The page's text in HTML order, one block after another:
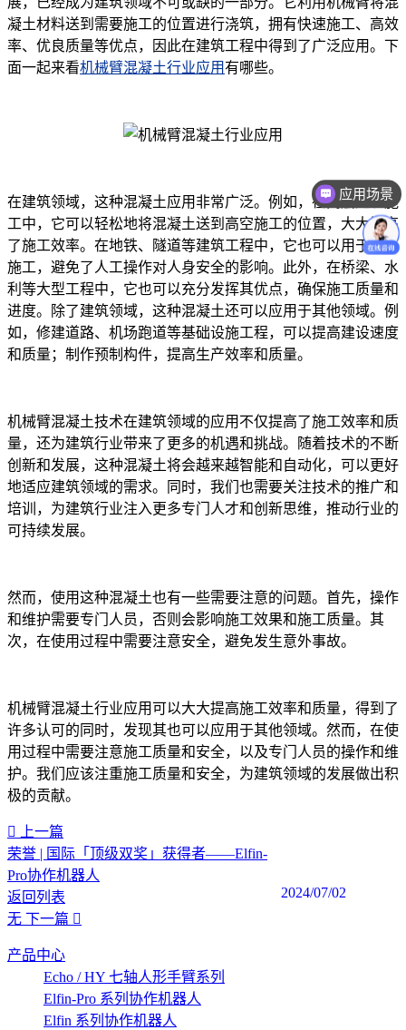
凝土材料送到需要施工的位置进行浇筑，拥有快速施工、高效
率、优良质量等优点，因此在建筑工程中得到了广泛应用。下
面一起来看机械臂混凝土行业应用有哪些。
在建筑领域，这种混凝土应用非常广泛。例如，在高层建筑施
工中，它可以轻松地将混凝土送到高空施工的位置，大大提高
了施工效率。在地铁、隧道等建筑工程中，它也可以用于地下
施工，避免了人工操作对人身安全的影响。此外，在桥梁、水
利等大型工程中，它也可以充分发挥其优点，确保施工质量和
进度。除了建筑领域，这种混凝土还可以应用于其他领域。例
如，修建道路、机场跑道等基础设施工程，可以提高建设速度
和质量；制作预制构件，提高生产效率和质量。
机械臂混凝土技术在建筑领域的应用不仅提高了施工效率和质
量，还为建筑行业带来了更多的机遇和挑战。随着技术的不断
创新和发展，这种混凝土将会越来越智能和自动化，可以更好
地适应建筑领域的需求。同时，我们也需要关注技术的推广和
培训，为建筑行业注入更多专门人才和创新思维，推动行业的
可持续发展。
然而，使用这种混凝土也有一些需要注意的问题。首先，操作
和维护需要专门人员，否则会影响施工效果和施工质量。其
次，在使用过程中需要注意安全，避免发生意外事故。
机械臂混凝土行业应用可以大大提高施工效率和质量，得到了
许多认可的同时，发现其也可以应用于其他领域。然而，在使
用过程中需要注意施工质量和安全，以及专门人员的操作和维
护。我们应该注重施工质量和安全，为建筑领域的发展做出积
极的贡献。
上一篇
荣誉 | 国际「顶级双奖」获得者——Elfin-
Pro协作机器人
2024/07/02
返回列表
无 下一篇
产品中心
Echo / HY 七轴人形手臂系列
Elfin-Pro 系列协作机器人
Elfin 系列协作机器人
应用场景